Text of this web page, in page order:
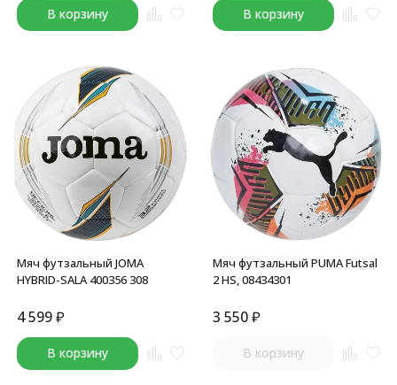
В корзину В корзину
Мяч футзальный JOMA
HYBRID-SALA 400356 308
4 599₽
В корзину
Мяч футзальный PUMA Futsal
2 HS, 08434301
3 550₽
В корзину